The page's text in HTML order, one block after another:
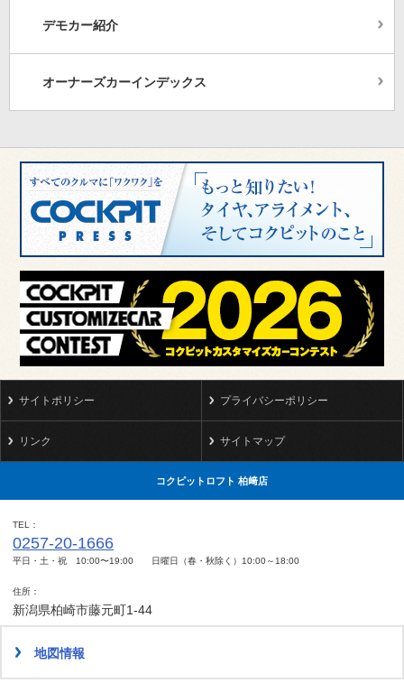
デモカー紹介
オーナーズカーインデックス
サイトポリシー プライバシーポリシー
リンク サイトマップ
コクピットロフト 柏﨑店
TEL
0257-20-1666
平日・土・祝 10:00〜19:00 日曜日（春・秋除く）10:00～18:00
住所
新潟県柏崎市藤元町1-44
地図情報